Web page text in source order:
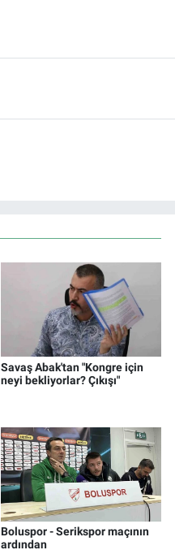
Savaş Abak'tan "Kongre için
neyi bekliyorlar? Çıkışı"
Boluspor - Serikspor maçının
ardından